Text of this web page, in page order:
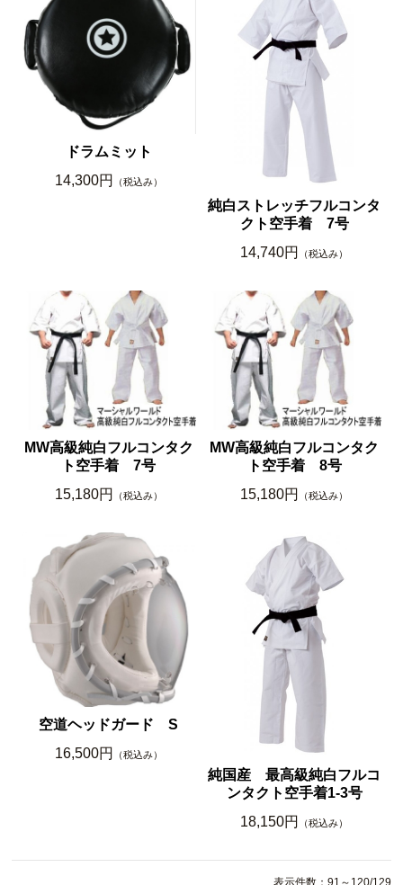
ドラムミット
14,300円
（税込み）
純白ストレッチフルコンタ
クト空手着 7号
14,740円
（税込み）
MW高級純白フルコンタク
ト空手着 7号
15,180円
（税込み）
MW高級純白フルコンタク
ト空手着 8号
15,180円
（税込み）
空道ヘッドガード S
16,500円
（税込み）
純国産 最高級純白フルコ
ンタクト空手着1-3号
18,150円
（税込み）
表示件数：91～120/129